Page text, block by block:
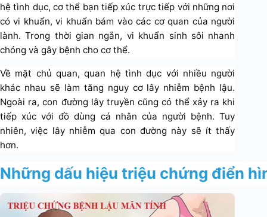
hệ tình dục, cơ thể bạn tiếp xúc trực tiếp với những nơi
có vi khuẩn, vi khuẩn bám vào các cơ quan của người
lành. Trong thời gian ngắn, vi khuẩn sinh sôi nhanh
chóng và gây bệnh cho cơ thể.
Về mặt chủ quan, quan hệ tình dục với nhiều người
khác nhau sẽ làm tăng nguy cơ lây nhiễm bệnh lậu.
Ngoài ra, con đường lây truyền cũng có thể xảy ra khi
tiếp xúc với đồ dùng cá nhân của người bệnh. Tuy
nhiên, việc lây nhiễm qua con đường này sẽ ít thấy
hơn.
Những dấu hiệu triệu chứng điển